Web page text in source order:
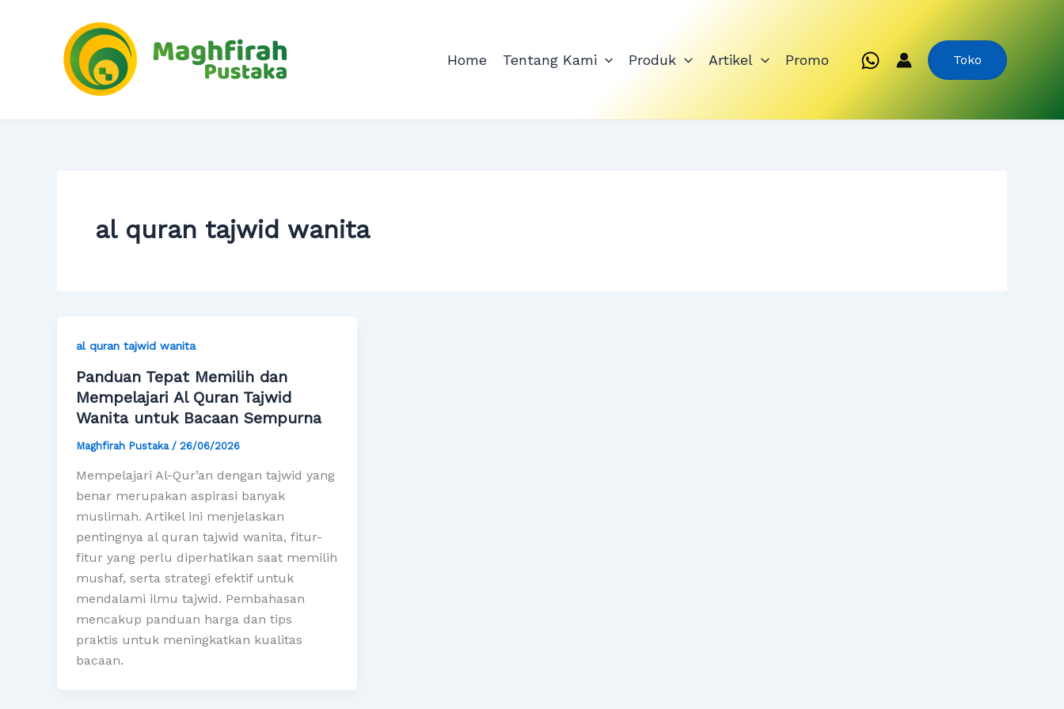
Home Tentang Kami Produk Artikel Promo Toko
al quran tajwid wanita
al quran tajwid wanita
Panduan Tepat Memilih dan
Mempelajari Al Quran Tajwid
Wanita untuk Bacaan Sempurna
Maghfirah Pustaka / 26/06/2026
Mempelajari Al-Qur’an dengan tajwid yang
benar merupakan aspirasi banyak
muslimah. Artikel ini menjelaskan
pentingnya al quran tajwid wanita, fitur-
fitur yang perlu diperhatikan saat memilih
mushaf, serta strategi efektif untuk
mendalami ilmu tajwid. Pembahasan
mencakup panduan harga dan tips
praktis untuk meningkatkan kualitas
bacaan.